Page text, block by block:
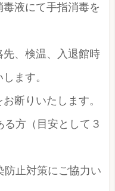
液にて手指消毒を
先、検温、入退館時
ます。
断りいたします。
方（目安として３
防止対策にご協力い